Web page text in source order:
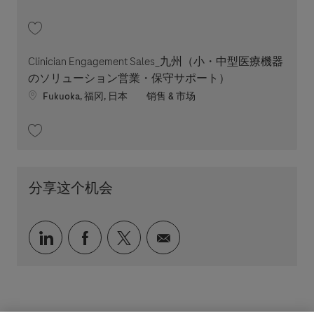
Clinician Engagement Sales_九州（小・中型医療機器
のソリューション営業・保守サポート）
Location
Fukuoka, 福冈, 日本 职位类别
销售 & 市场
分享这个机会
通过 LinkedIn 分享
通过 faceebook 分享
通过 twitter 分享
通过电子邮件分享